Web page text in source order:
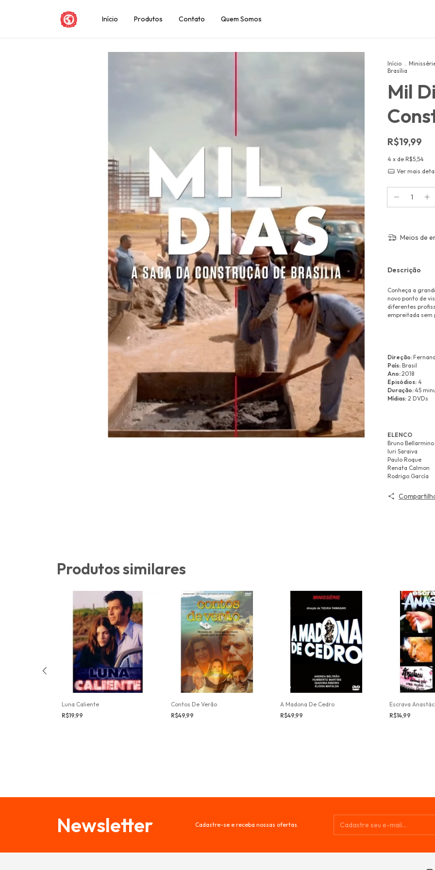
Início Produtos Contato Quem Somos
Início .
Brasília
Mil
R$19,99
4 x de R$5,54
Ver mais
Meios de
Descrição
Conheça a
novo ponto de
diferentes
empreitada sem
Direção:
País: Brasil
Ano:2018
Episódios: 4
Duração:45
Mídias: 2 DVDs
ELENCO
Bruno Bellarmino
Iuri Saraiva
Paulo Roque
Renata Calmon
Rodrigo García
Produtos similares
Luna Caliente
R$19,99
Contos De Verão
R$49,99
A Madona De Cedro
R$49,99
Escrava
R$14,99
Newsletter Cadastre-se e receba nossas ofertas.